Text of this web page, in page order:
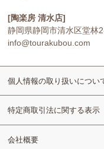
[陶楽房 清水店]
静岡県静岡市清水区堂
info@tourakubou.com
個人情報の取り扱いについ
特定商取引法に関する表示
会社概要